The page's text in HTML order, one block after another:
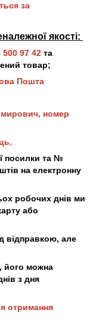
за
якості:
500 97 42 та
товар;
Пошта
номер
посилки та №
на електронну
робочих днів ми
або
відправкою, але
його можна
з дня
отримання